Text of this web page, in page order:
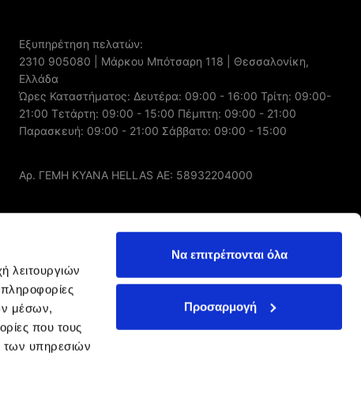
λειτουργιών
μέσων,
που τους
των υπηρεσιών
Να επιτρέπονται όλα
Προσαρμογή
Εξυπηρέτηση πελατών:
2310 905080 | Μάρκου Μπότσαρη 118 | Θεσσαλονίκη,
Ελλάδα
Ώρες Καταστήματος: Δευτέρα: 09:00 - 16:00 Τρίτη: 09:00-
21:00 Τετάρτη: 09:00 - 15:00 Πέμπτη: 09:00 - 21:00
Παρασκευή: 09:00 - 21:00 Σάββατο: 09:00 - 15:00
Αρ. ΓΕΜΗ ΚΥΑΝΑ HELLAS AE: 58932204000